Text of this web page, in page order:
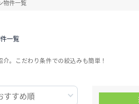
物件一覧
一覧
。こだわり条件での絞込みも簡単！